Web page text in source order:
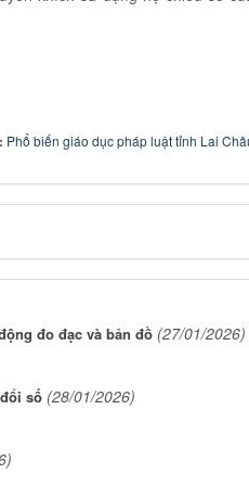
Phổ biến giáo dục pháp luật tỉnh Lai
đo đạc và bản đồ (27/01/2026)
số (28/01/2026)